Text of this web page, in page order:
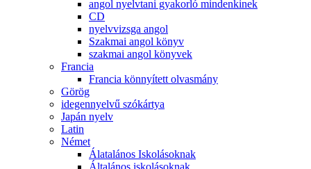
angol nyelvtani gyakorló mindenkinek
CD
nyelvvizsga angol
Szakmai angol könyv
szakmai angol könyvek
Francia
Francia könnyített olvasmány
Görög
idegennyelvű szókártya
Japán nyelv
Latin
Német
Álatalános Iskolásoknak
Általános iskolásoknak